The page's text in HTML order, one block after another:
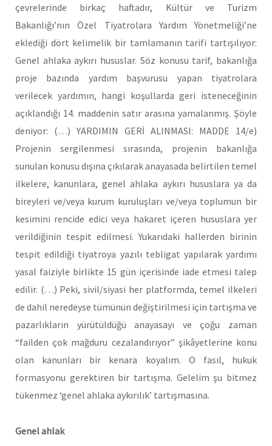
çevrelerinde birkaç haftadır, Kültür ve Turizm
Bakanlığı’nın Özel Tiyatrolara Yardım Yönetmeliği’ne
eklediği dört kelimelik bir tamlamanın tarifi tartışılıyor:
Genel ahlaka aykırı hususlar. Söz konusu tarif, bakanlığa
proje bazında yardım başvurusu yapan tiyatrolara
verilecek yardımın, hangi koşullarda geri isteneceğinin
açıklandığı 14. maddenin satır arasına yamalanmış. Şöyle
deniyor: (…) YARDIMIN GERİ ALINMASI: MADDE 14/e)
Projenin sergilenmesi sırasında, projenin bakanlığa
sunulan konusu dışına çıkılarak anayasada belirtilen temel
ilkelere, kanunlara, genel ahlaka aykırı hususlara ya da
bireyleri ve/veya kurum kuruluşları ve/veya toplumun bir
kesimini rencide edici veya hakaret içeren hususlara yer
verildiğinin tespit edilmesi. Yukarıdaki hallerden birinin
tespit edildiği tiyatroya yazılı tebligat yapılarak yardımı
yasal faiziyle birlikte 15 gün içerisinde iade etmesi talep
edilir. (…) Peki, sivil/siyasi her platformda, temel ilkeleri
de dahil neredeyse tümünün değiştirilmesi için tartışma ve
pazarlıkların yürütüldüğü anayasayı ve çoğu zaman
“failden çok mağduru cezalandırıyor” şikâyetlerine konu
olan kanunları bir kenara koyalım. O fasıl, hukuk
formasyonu gerektiren bir tartışma. Gelelim şu bitmez
tükenmez ‘genel ahlaka aykırılık’ tartışmasına.
Genel ahlak